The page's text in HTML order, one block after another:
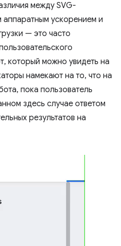
между SVG-
ускорением и
— это часто
который можно увидеть на
намекают на то, что на
пока пользователь
здесь случае ответом
результатов на